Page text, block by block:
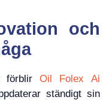
och
förblir Oil Folex Ai
ständigt sin